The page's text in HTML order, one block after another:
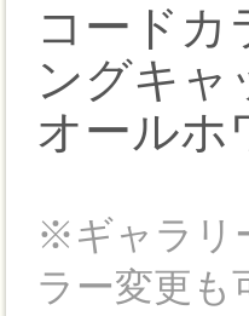
コードカ
ングキャ
オールホ
※ギャラリ
ラー変更も